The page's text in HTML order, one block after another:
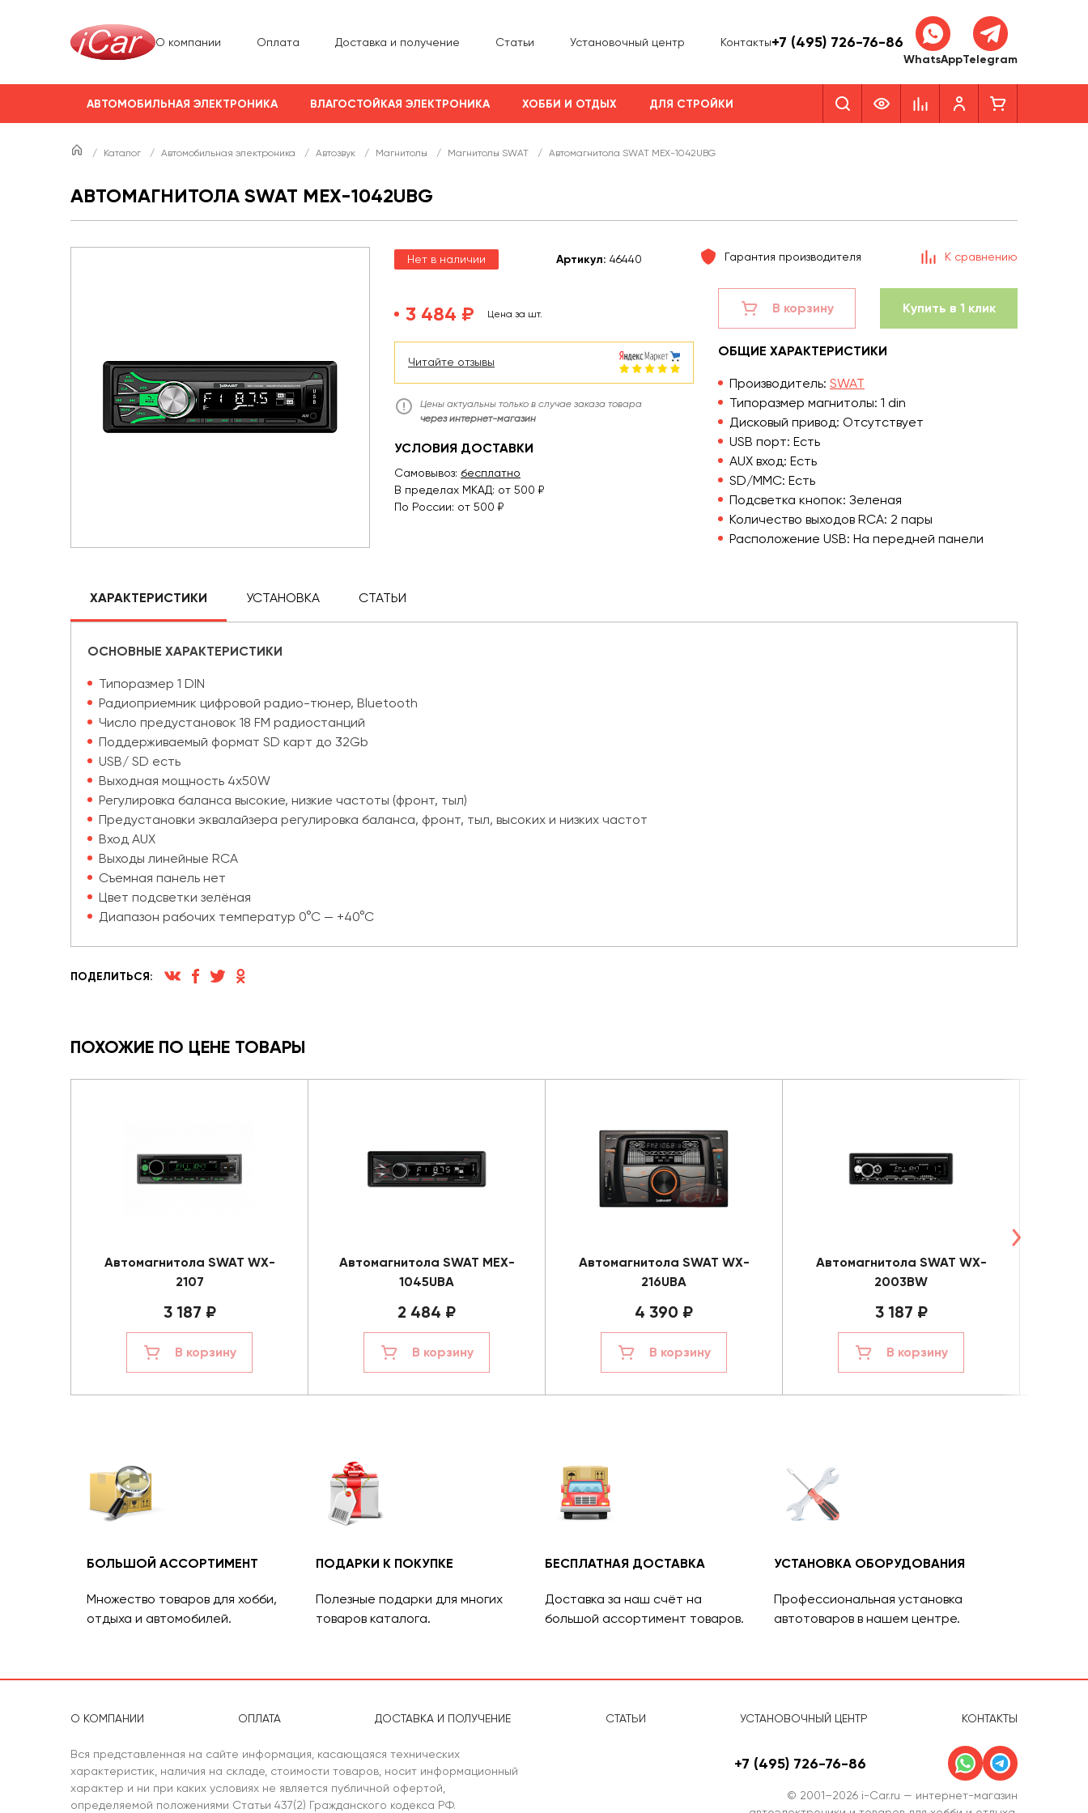
О компании Оплата Доставка и получение Статьи Установочный центр Контакты+7 (495) 726-76-86
WhatsAppTelegram
АВТОМОБИЛЬНАЯ ЭЛЕКТРОНИКА ВЛАГОСТОЙКАЯ ЭЛЕКТРОНИКА ХОББИ И ОТДЫХ ДЛЯ СТРОЙКИ
/ Каталог / Автомобильная электроника / Автозвук / Магнитолы / Магнитолы SWAT / Автомагнитола SWAT MEX-1042UBG
АВТОМАГНИТОЛА SWAT MEX-1042UBG
Нет в наличии Артикул: 46440 Гарантия производителя К сравнению
3 484 ₽ Цена за шт.
Читайте отзывы
Цены актуальны только в случае заказа товара
через интернет-магазин
УСЛОВИЯ ДОСТАВКИ
Самовывоз: бесплатно
В пределах МКАД: от 500 ₽
По России: от 500 ₽
В корзину Купить в 1 клик
ОБЩИЕ ХАРАКТЕРИСТИКИ
Производитель: SWAT
Типоразмер магнитолы: 1 din
Дисковый привод: Отсутствует
USB порт: Есть
AUX вход: Есть
SD/MMC: Есть
Подсветка кнопок: Зеленая
Количество выходов RCA: 2 пары
Расположение USB: На передней панели
ХАРАКТЕРИСТИКИ УСТАНОВКА СТАТЬИ
ОСНОВНЫЕ ХАРАКТЕРИСТИКИ
Типоразмер 1 DIN
Радиоприемник цифровой радио-тюнер, Bluetooth
Число предустановок 18 FM радиостанций
Поддерживаемый формат SD карт до 32Gb
USB/ SD есть
Выходная мощность 4х50W
Регулировка баланса высокие, низкие частоты (фронт, тыл)
Предустановки эквалайзера регулировка баланса, фронт, тыл, высоких и низких частот
Вход AUX
Выходы линейные RCA
Съемная панель нет
Цвет подсветки зелёная
Диапазон рабочих температур 0°С — +40°С
ПОДЕЛИТЬСЯ:
ПОХОЖИЕ ПО ЦЕНЕ ТОВАРЫ
Автомагнитола SWAT WX-
2107
3 187 ₽
В корзину
Автомагнитола SWAT MEX-
1045UBA
2 484 ₽
В корзину
Автомагнитола SWAT WX-
216UBA
4 390 ₽
В корзину
Автомагнитола SWAT WX-
2003BW
3 187 ₽
В корзину
БОЛЬШОЙ АССОРТИМЕНТ
Множество товаров для хобби,
отдыха и автомобилей.
ПОДАРКИ К ПОКУПКЕ
Полезные подарки для многих
товаров каталога.
БЕСПЛАТНАЯ ДОСТАВКА
Доставка за наш счёт на
большой ассортимент товаров.
УСТАНОВКА ОБОРУДОВАНИЯ
Профессиональная установка
автотоваров в нашем центре.
О КОМПАНИИ ОПЛАТА ДОСТАВКА И ПОЛУЧЕНИЕ СТАТЬИ УСТАНОВОЧНЫЙ ЦЕНТР КОНТАКТЫ
Вся представленная на сайте информация, касающаяся технических
характеристик, наличия на складе, стоимости товаров, носит информационный
характер и ни при каких условиях не является публичной офертой,
определяемой положениями Статьи 437(2) Гражданского кодекса РФ.
+7 (495) 726-76-86
© 2001–2026 i-Car.ru — интернет-магазин